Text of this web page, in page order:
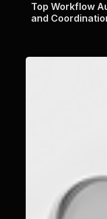
Top Workflow
and